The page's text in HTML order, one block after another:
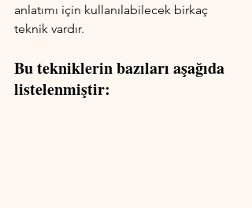
anlatımı için kullanılabilecek birkaç
teknik vardır.
Bu tekniklerin bazıları aşağıda
listelenmiştir: